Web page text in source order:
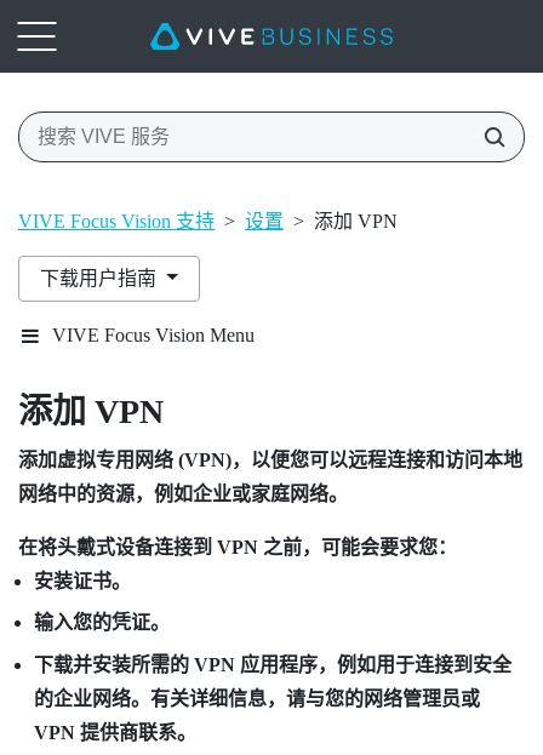
VIVE Focus Vision 支持 > 设置 > 添加 VPN
下载用户指南
VIVE Focus Vision Menu
添加 VPN
添加虚拟专用网络 (VPN)，以便您可以远程连接和访问本地
网络中的资源，例如企业或家庭网络。
在将头戴式设备连接到 VPN 之前，可能会要求您：
安装证书。
输入您的凭证。
下载并安装所需的 VPN 应用程序，例如用于连接到安全
的企业网络。有关详细信息，请与您的网络管理员或
VPN 提供商联系。